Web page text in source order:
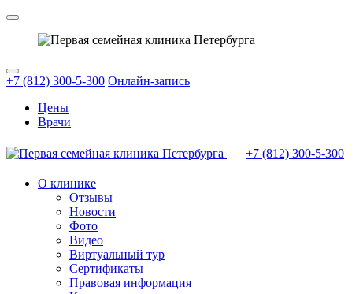
+7 (812) 300-5-300 Онлайн-запись
Цены
Врачи
+7 (812) 300-5-300
О клинике
Отзывы
Новости
Фото
Видео
Виртуальный тур
Сертификаты
Правовая информация